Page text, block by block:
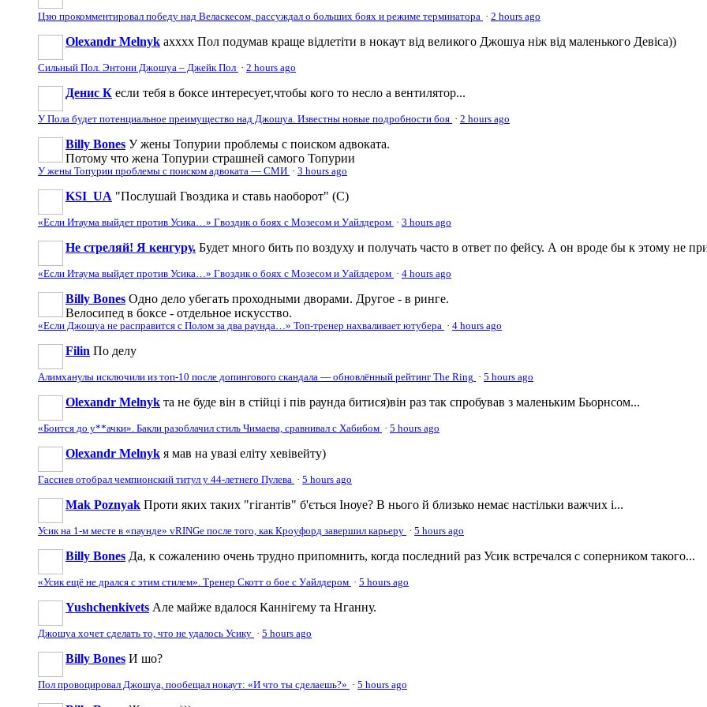
Цзю прокомментировал победу над Веласкесом, рассуждал о больших боях и режиме терминатора · 2 hours ago
Olexandr Melnyk ахххх Пол подумав краще відлетіти в нокаут від великого Джошуа ніж від маленького Девіса))
Сильный Пол. Энтони Джошуа – Джейк Пол · 2 hours ago
Денис К если тебя в боксе интересует,чтобы кого то несло а вентилятор...
У Пола будет потенциальное преимущество над Джошуа. Известны новые подробности боя · 2 hours ago
Billy Bones У жены Топурии проблемы с поиском адвоката.
Потому что жена Топурии страшней самого Топурии
У жены Топурии проблемы с поиском адвоката — СМИ · 3 hours ago
KSI_UA "Послушай Гвоздика и ставь наоборот" (С)
«Если Итаума выйдет против Усика…» Гвоздик о боях с Мозесом и Уайлдером · 3 hours ago
Не стреляй! Я кенгуру. Будет много бить по воздуху и получать часто в ответ по фейсу. А он вроде бы к этому не
«Если Итаума выйдет против Усика…» Гвоздик о боях с Мозесом и Уайлдером · 4 hours ago
Billy Bones Одно дело убегать проходными дворами. Другое - в ринге.
Велосипед в боксе - отдельное искусство.
«Если Джошуа не расправится с Полом за два раунда…» Топ-тренер нахваливает ютубера · 4 hours ago
Filin По делу
Алимханулы исключили из топ-10 после допингового скандала — обновлённый рейтинг The Ring · 5 hours ago
Olexandr Melnyk та не буде він в стійці і пів раунда битися)він раз так спробував з маленьким Бьорнсом...
«Боится до у**ачки». Бакли разоблачил стиль Чимаева, сравнивал с Хабибом · 5 hours ago
Olexandr Melnyk я мав на увазі еліту хевівейту)
Гассиев отобрал чемпионский титул у 44-летнего Пулева · 5 hours ago
Mak Poznyak Проти яких таких "гігантів" б'ється Іноуе? В нього й близько немає настільки важчих і...
Усик на 1-м месте в «паунде» vRINGe после того, как Кроуфорд завершил карьеру · 5 hours ago
Billy Bones Да, к сожалению очень трудно припомнить, когда последний раз Усик встречался с соперником такого...
«Усик ещё не дрался с этим стилем». Тренер Скотт о бое с Уайлдером · 5 hours ago
Yushchenkivets Але майже вдалося Каннігему та Нганну.
Джошуа хочет сделать то, что не удалось Усику · 5 hours ago
Billy Bones И шо?
Пол провоцировал Джошуа, пообещал нокаут: «И что ты сделаешь?» · 5 hours ago